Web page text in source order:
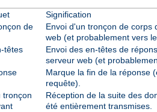
Signification
de
Envoi d'un tronçon de corps
web (et probablement vers
têtes
Envoi des en-têtes de
serveur web (et
Marque la fin de la réponse
requête).
tronçon
Réception de la suite des
été entièrement transmises.